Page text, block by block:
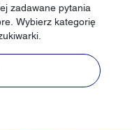
zadawane pytania
Wybierz kategorię